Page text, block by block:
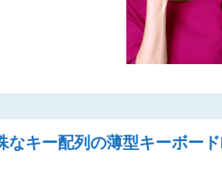
なキー配列の薄型キーボー